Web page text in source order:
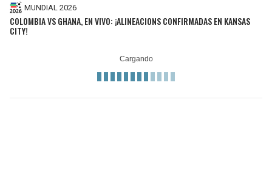
MUNDIAL 2026
COLOMBIA VS GHANA, EN VIVO: ¡ALINEACIONS CONFIRMADAS EN KANSAS
CITY!